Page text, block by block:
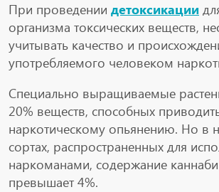
При проведении детоксикации
организма токсических веществ,
учитывать качество и
употребляемого человеком
Специально выращиваемые
20% веществ, способных
наркотическому опьянению. Но в
сортах, распространенных для
наркоманами, содержание
превышает 4%.